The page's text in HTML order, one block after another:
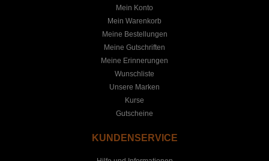
Mein Konto
Mein Warenkorb
Meine Bestellungen
Meine Gutschriften
Meine Erinnerungen
Wunschliste
Unsere Marken
Kurse
Gutscheine
KUNDENSERVICE